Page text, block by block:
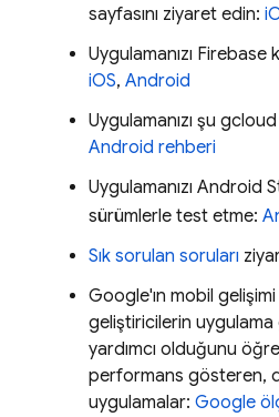
sayfasını ziyaret edin:
Uygulamanızı Firebase
iOS, Android
Uygulamanızı şu
Android rehberi
Uygulamanızı Android
sürümlerle test etme:
Sık sorulan soruları
Google'ın mobil gelişimi
geliştiricilerin uygulama
yardımcı olduğunu
performans gösteren,
uygulamalar: Google